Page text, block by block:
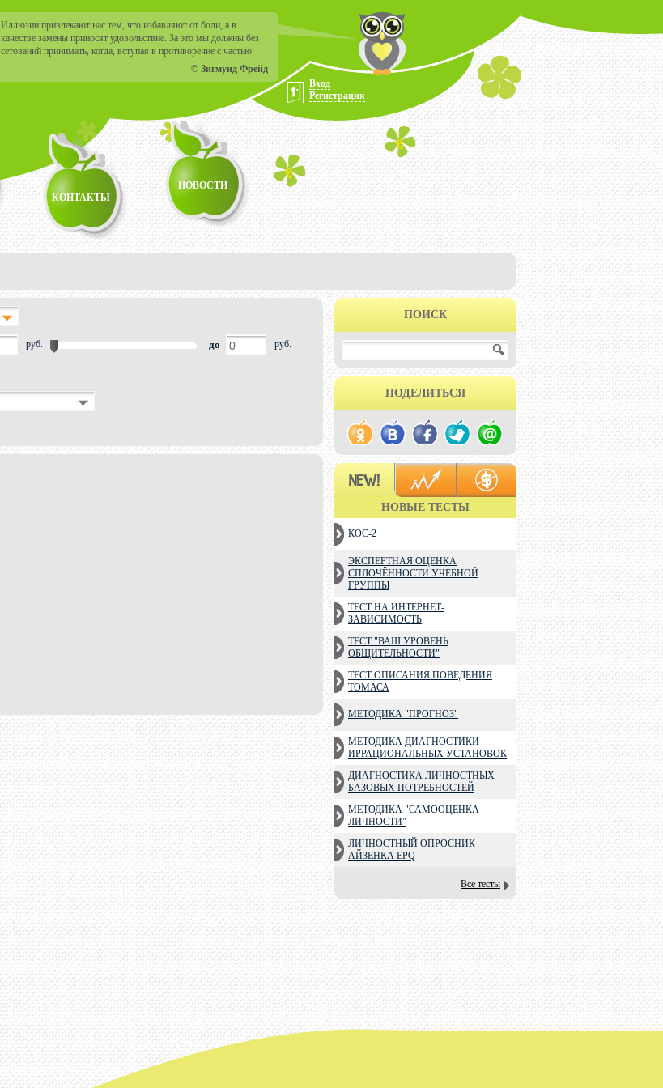
Иллюзии привлекают нас тем, что избавляют от боли, а в
качестве замены приносят удовольствие. За это мы должны без
сетований принимать, когда, вступая в противоречие с частью
© Зигмунд Фрейд
КОНТАКТЫ
НОВОСТИ
Вход
Регистрация
руб. до руб.
ПОИСК
ПОДЕЛИТЬСЯ
НОВЫЕ ТЕСТЫ
КОС-2
ЭКСПЕРТНАЯ ОЦЕНКА
СПЛОЧЁННОСТИ УЧЕБНОЙ
ГРУППЫ
ТЕСТ НА ИНТЕРНЕТ-
ЗАВИСИМОСТЬ
ТЕСТ "ВАШ УРОВЕНЬ
ОБЩИТЕЛЬНОСТИ"
ТЕСТ ОПИСАНИЯ ПОВЕДЕНИЯ
ТОМАСА
МЕТОДИКА "ПРОГНОЗ"
МЕТОДИКА ДИАГНОСТИКИ
ИРРАЦИОНАЛЬНЫХ УСТАНОВОК
ДИАГНОСТИКА ЛИЧНОСТНЫХ
БАЗОВЫХ ПОТРЕБНОСТЕЙ
МЕТОДИКА "САМООЦЕНКА
ЛИЧНОСТИ"
ЛИЧНОСТНЫЙ ОПРОСНИК
АЙЗЕНКА EPQ
Все тесты